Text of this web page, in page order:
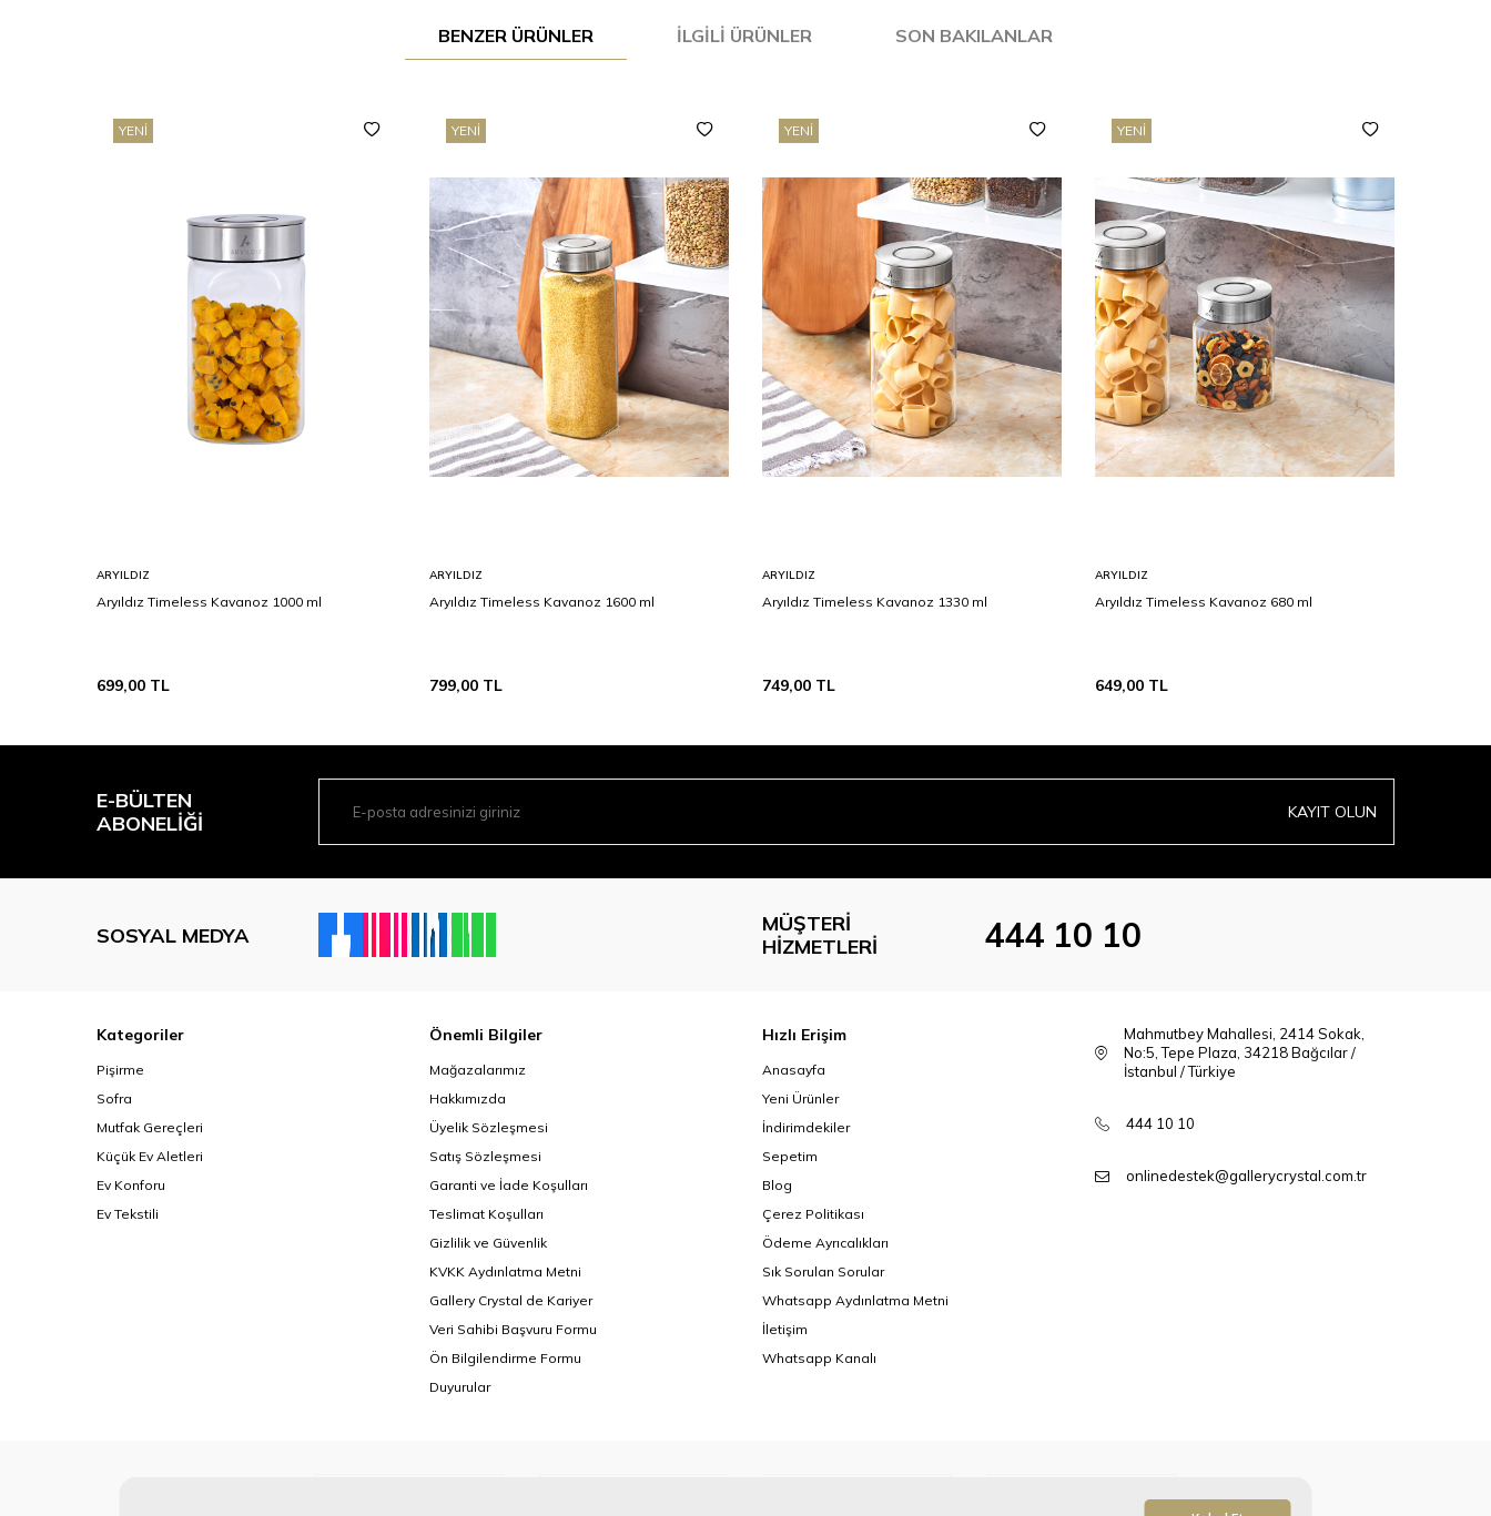
BENZER ÜRÜNLER İLGILI ÜRÜNLER SON BAKILANLAR
YENI
ARYILDIZ
Aryıldız Timeless Kavanoz 1000 ml
699,00 TL
YENI
ARYILDIZ
Aryıldız Timeless Kavanoz 1600 ml
799,00 TL
YENI
ARYILDIZ
Aryıldız Timeless Kavanoz 1330 ml
749,00 TL
YENI
ARYILDIZ
Aryıldız Timeless Kavanoz 680 ml
649,00 TL
E-BÜLTEN
ABONELIĞI
KAYIT OLUN
SOSYAL MEDYA
MÜŞTERI
HIZMETLERI
444 10 10
Kategoriler
Pişirme
Sofra
Mutfak Gereçleri
Küçük Ev Aletleri
Ev Konforu
Ev Tekstili
Önemli Bilgiler
Mağazalarımız
Hakkımızda
Üyelik Sözleşmesi
Satış Sözleşmesi
Garanti ve İade Koşulları
Teslimat Koşulları
Gizlilik ve Güvenlik
KVKK Aydınlatma Metni
Gallery Crystal de Kariyer
Veri Sahibi Başvuru Formu
Ön Bilgilendirme Formu
Duyurular
Hızlı Erişim
Anasayfa
Yeni Ürünler
İndirimdekiler
Sepetim
Blog
Çerez Politikası
Ödeme Ayrıcalıkları
Sık Sorulan Sorular
Whatsapp Aydınlatma Metni
İletişim
Whatsapp Kanalı
Mahmutbey Mahallesi, 2414 Sokak,
No:5, Tepe Plaza, 34218 Bağcılar /
İstanbul / Türkiye
444 10 10
onlinedestek@gallerycrystal.com.tr